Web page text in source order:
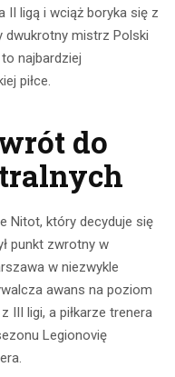
II ligą i wciąż boryka się z
dwukrotny mistrz Polski
najbardziej
piłce.
do
Nitot, który decyduje się
punkt zwrotny w
w niezwykle
awans na poziom
III ligi, a piłkarze trenera
Legionovię